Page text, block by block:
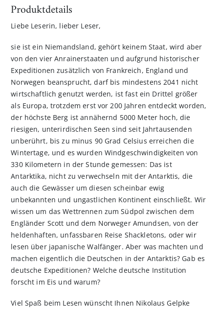
Produktdetails
Liebe Leserin, lieber Leser,
sie ist ein Niemandsland, gehört keinem Staat, wird aber
von den vier Anrainerstaaten und aufgrund historischer
Expeditionen zusätzlich von Frankreich, England und
Norwegen beansprucht, darf bis mindestens 2041 nicht
wirtschaftlich genutzt werden, ist fast ein Drittel größer
als Europa, trotzdem erst vor 200 Jahren entdeckt worden,
der höchste Berg ist annähernd 5000 Meter hoch, die
riesigen, unterirdischen Seen sind seit Jahrtausenden
unberührt, bis zu minus 90 Grad Celsius erreichen die
Wintertage, und es wurden Windgeschwindigkeiten von
330 Kilometern in der Stunde gemessen: Das ist
Antarktika, nicht zu verwechseln mit der Antarktis, die
auch die Gewässer um diesen scheinbar ewig
unbekannten und ungastlichen Kontinent einschließt. Wir
wissen um das Wettrennen zum Südpol zwischen dem
Engländer Scott und dem Norweger Amundsen, von der
heldenhaften, unfassbaren Reise Shackletons, oder wir
lesen über japanische Walfänger. Aber was machten und
machen eigentlich die Deutschen in der Antarktis? Gab es
deutsche Expeditionen? Welche deutsche Institution
forscht im Eis und warum?
Viel Spaß beim Lesen wünscht Ihnen Nikolaus Gelpke